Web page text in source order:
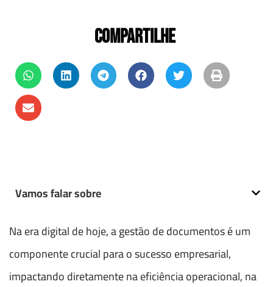
COMPARTILHE
Vamos falar sobre
Na era digital de hoje, a gestão de documentos é um
componente crucial para o sucesso empresarial,
impactando diretamente na eficiência operacional, na